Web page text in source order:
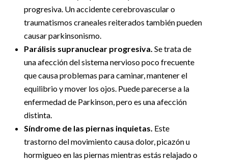
progresiva. Un accidente cerebrovascular o
traumatismos craneales reiterados también pueden
causar parkinsonismo.
Parálisis supranuclear progresiva. Se trata de
una afección del sistema nervioso poco frecuente
que causa problemas para caminar, mantener el
equilibrio y mover los ojos. Puede parecerse a la
enfermedad de Parkinson, pero es una afección
distinta.
Síndrome de las piernas inquietas. Este
trastorno del movimiento causa dolor, picazón u
hormigueo en las piernas mientras estás relajado o